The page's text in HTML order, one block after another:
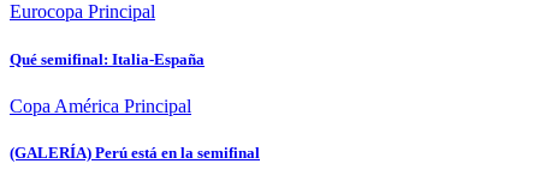
Eurocopa Principal
Qué semifinal: Italia-España
Copa América Principal
(GALERÍA) Perú está en la semifinal